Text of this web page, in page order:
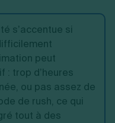
s’accentue si
peut
: trop d’heures
ou pas assez de
de rush, ce qui
tout à des